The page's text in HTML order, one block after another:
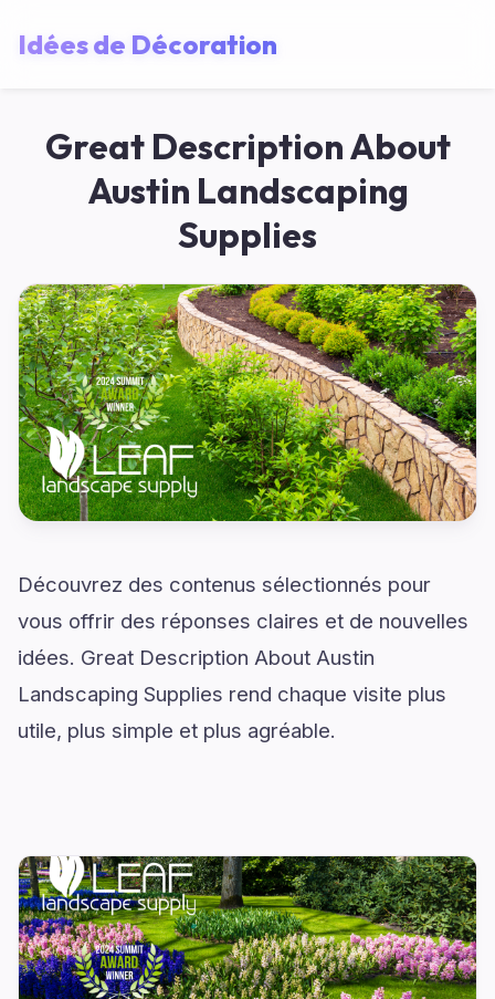
Idées de Décoration
Great Description About
Austin Landscaping
Supplies
Découvrez des contenus sélectionnés pour
vous offrir des réponses claires et de nouvelles
idées. Great Description About Austin
Landscaping Supplies rend chaque visite plus
utile, plus simple et plus agréable.